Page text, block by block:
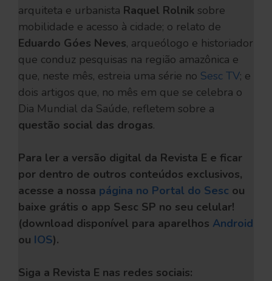
arquiteta e urbanista Raquel Rolnik sobre
mobilidade e acesso à cidade; o relato de
Eduardo Góes Neves, arqueólogo e historiador
que conduz pesquisas na região amazônica e
que, neste mês, estreia uma série no Sesc TV; e
dois artigos que, no mês em que se celebra o
Dia Mundial da Saúde, refletem sobre a
questão social das drogas.
Para ler a versão digital da Revista E e ficar
por dentro de outros conteúdos exclusivos,
acesse a nossa página no Portal do Sesc ou
baixe grátis o app Sesc SP no seu celular!
(download disponível para aparelhos Android
ou IOS).
Siga a Revista E nas redes sociais: